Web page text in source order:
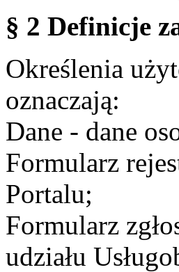
§ 2 Definicje
Określenia
oznaczają:
Dane - dane
Formularz
Portalu;
Formularz
udziału